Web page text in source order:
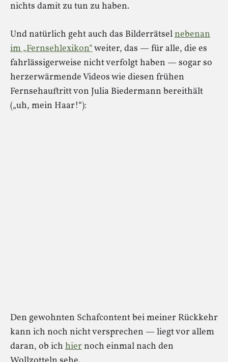
nichts damit zu tun zu haben.
Und natürlich geht auch das Bilderrätselnebenan
im „Fernsehlexikon“weiter, das — für alle, die es
fahrlässigerweise nicht verfolgt haben — sogar so
herzerwärmende Videos wie diesen frühen
Fernsehauftritt von Julia Biedermann bereithält
(„uh, mein Haar!“):
Den gewohnten Schafcontent bei meiner Rückkehr
kann ich noch nicht versprechen — liegt vor allem
daran, ob ich hiernoch einmal nach den